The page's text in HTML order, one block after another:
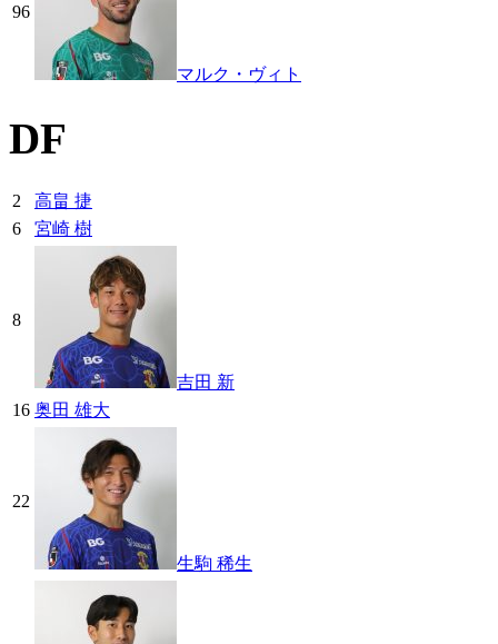
96
マルク・ヴィト
DF
2
高畠 捷
6
宮崎 樹
8
吉田 新
16 奥田 雄大
22
生駒 稀生